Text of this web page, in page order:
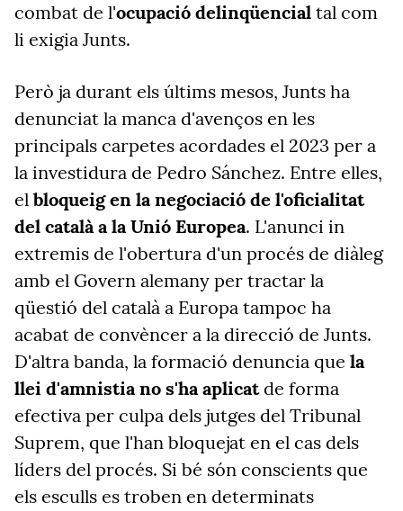
combat de l'ocupació delinqüencial tal com
li exigia Junts.
Però ja durant els últims mesos, Junts ha
denunciat la manca d'avenços en les
principals carpetes acordades el 2023 per a
la investidura de Pedro Sánchez. Entre elles,
el bloqueig en la negociació de l'oficialitat
del català a la Unió Europea. L'anunci in
extremis de l'obertura d'un procés de diàleg
amb el Govern alemany per tractar la
qüestió del català a Europa tampoc ha
acabat de convèncer a la direcció de Junts.
D'altra banda, la formació denuncia que la
llei d'amnistia no s'ha aplicatde forma
efectiva per culpa dels jutges del Tribunal
Suprem, que l'han bloquejat en el cas dels
líders del procés. Si bé són conscients que
els esculls es troben en determinats